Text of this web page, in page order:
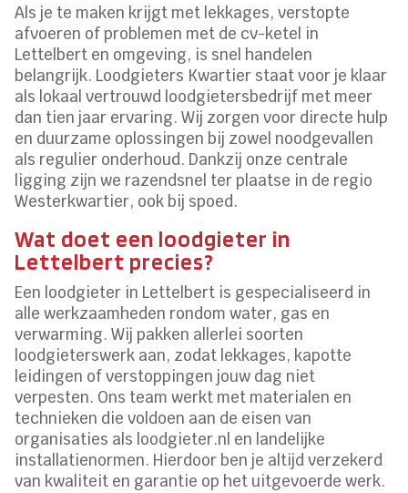
Als je te maken krijgt met lekkages, verstopte
afvoeren of problemen met de cv-ketel in
Lettelbert en omgeving, is snel handelen
belangrijk. Loodgieters Kwartier staat voor je klaar
als lokaal vertrouwd loodgietersbedrijf met meer
dan tien jaar ervaring. Wij zorgen voor directe hulp
en duurzame oplossingen bij zowel noodgevallen
als regulier onderhoud. Dankzij onze centrale
ligging zijn we razendsnel ter plaatse in de regio
Westerkwartier, ook bij spoed.
Wat doet een loodgieter in
Lettelbert precies?
Een loodgieter in Lettelbert is gespecialiseerd in
alle werkzaamheden rondom water, gas en
verwarming. Wij pakken allerlei soorten
loodgieterswerk aan, zodat lekkages, kapotte
leidingen of verstoppingen jouw dag niet
verpesten. Ons team werkt met materialen en
technieken die voldoen aan de eisen van
organisaties als loodgieter.nl en landelijke
installatienormen. Hierdoor ben je altijd verzekerd
van kwaliteit en garantie op het uitgevoerde werk.